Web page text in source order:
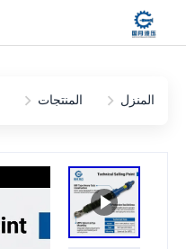
المنزل المنتجات